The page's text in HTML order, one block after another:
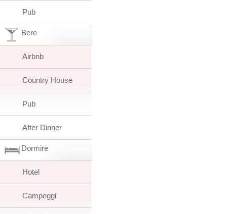
Pub
Bere
Airbnb
Country House
Pub
After Dinner
Dormire
Hotel
Campeggi